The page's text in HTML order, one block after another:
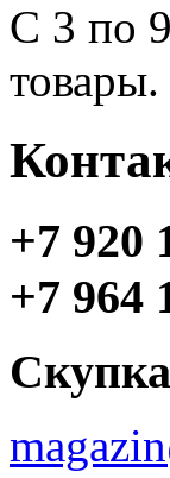
С 3 по 9
товары.
+7 920
+7 964